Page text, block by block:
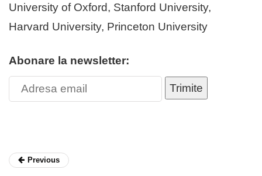
University of Oxford, Stanford University,
Harvard University, Princeton University
Abonare la newsletter:
Trimite
Previous